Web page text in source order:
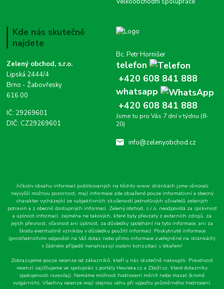
Kde nás skutečně
najdete
Zelený obchod, s.r.o.
Lipská 2444/4
Brno - Žabovřesky
616 00
IČ: 29269601
DIČ: CZ29269601
Bc. Petr Hornišer
telefon
+420 608 841 888
whatsapp
+420 608 841 888
Jsme tu pro Vás 7 dní v týdnu (8-
20)
info@zelenyobchod.cz
Ačkoliv obsahu informací publikovaných na těchto www stránkách jsme věnovali
nejvyšší možnou pozornost, mají informace zde obsažené pouze informativní a obecný
charakter vycházející ze subjektivních zkušeností jednotlivých uživatelů zelených
potravin a z obecně dostupných informací. Zelený obchod, s.r.o. neodpovídá za správnost
a úplnost informací, zejména ne takových, které byly převzaty z externích zdrojů, za
jejich přesnost, včasnost ani úplnost, za důsledky spoléhání na tyto informace, ani za
škodu eventuálně vzniklou v důsledku použití informací. Poskytnuté informace
(prostřednictvím odpovědí na Váš dotaz nebo přímo informace zveřejněné na stránkách)
v žádném případě nenahrazují osobní konzultaci s lékařem!
Zobrazujeme pouze recenze od zákazníků, kteří u nás skutečně nakoupili. Pravdivost
recenzí zajišťujeme ve spolupráci s portály Heureka.cz a Zboží.cz, které dotazníky
spokojenosti rozesílají. Nemáme možnost hodnocení měnit nebo mazat (kromě
vulgárních). Všechny recenze mají stejnou váhu při výpočtu průměrného hodnocení.